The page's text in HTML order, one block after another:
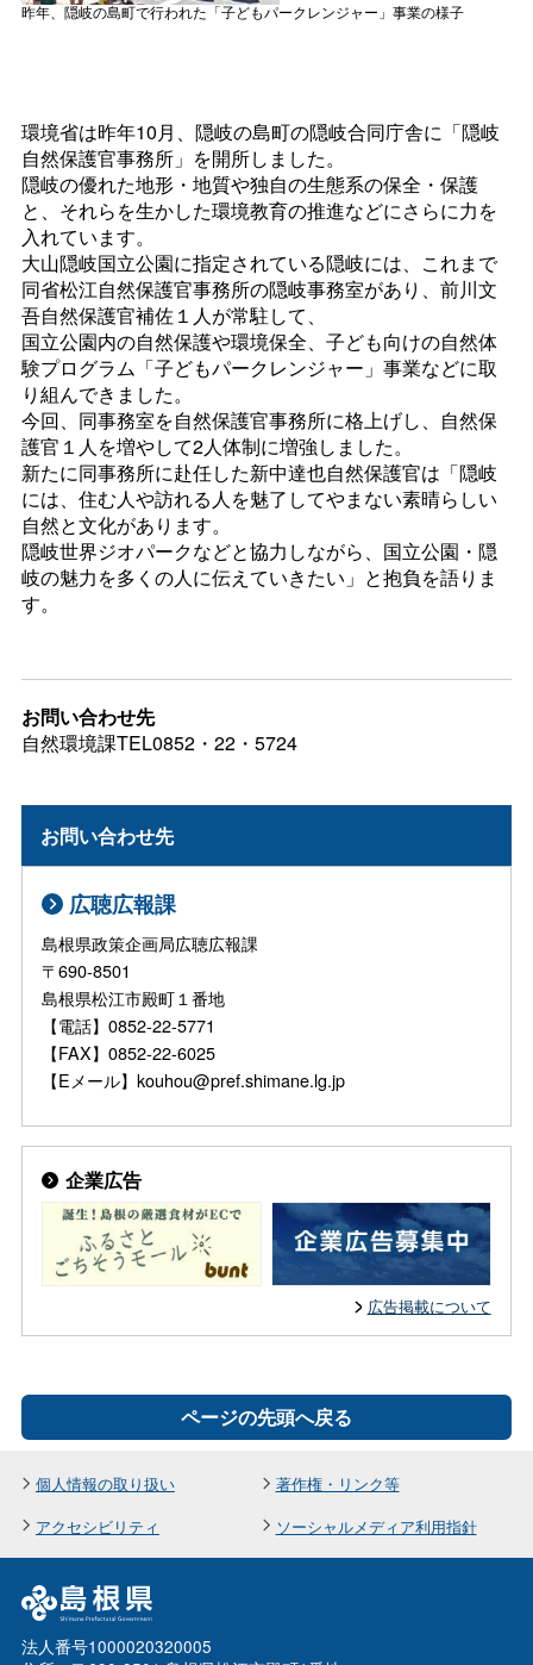
昨年、隠岐の島町で行われた「子どもパークレンジャー」事業の様子
環境省は昨年10月、隠岐の島町の隠岐合同庁舎に「隠岐
自然保護官事務所」を開所しました。
隠岐の優れた地形・地質や独自の生態系の保全・保護
と、それらを生かした環境教育の推進などにさらに力を
入れています。
大山隠岐国立公園に指定されている隠岐には、これまで
同省松江自然保護官事務所の隠岐事務室があり、前川文
吾自然保護官補佐１人が常駐して、
国立公園内の自然保護や環境保全、子ども向けの自然体
験プログラム「子どもパークレンジャー」事業などに取
り組んできました。
今回、同事務室を自然保護官事務所に格上げし、自然保
護官１人を増やして2人体制に増強しました。
新たに同事務所に赴任した新中達也自然保護官は「隠岐
には、住む人や訪れる人を魅了してやまない素晴らしい
自然と文化があります。
隠岐世界ジオパークなどと協力しながら、国立公園・隠
岐の魅力を多くの人に伝えていきたい」と抱負を語りま
す。
お問い合わせ先
自然環境課TEL0852・22・5724
お問い合わせ先
広聴広報課
島根県政策企画局広聴広報課
〒690-8501
島根県松江市殿町１番地
【電話】0852-22-5771
【FAX】0852-22-6025
【Eメール】kouhou@pref.shimane.lg.jp
企業広告
広告掲載について
ページの先頭へ戻る
個人情報の取り扱い
著作権・リンク等
アクセシビリティ
ソーシャルメディア利用指針
法人番号1000020320005